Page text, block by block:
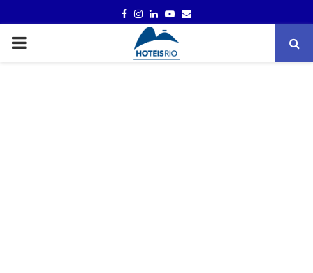
FACEBOOK
INSTAGRAM
LINKEDINYOUTUBE
EMAIL
PRIMARY